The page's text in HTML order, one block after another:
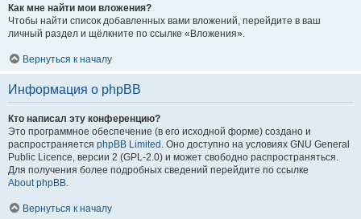
Как мне найти мои вложения?
Чтобы найти список добавленных вами вложений, перейдите в ваш
личный раздел и щёлкните по ссылке «Вложения».
Вернуться к началу
Информация о phpBB
Кто написал эту конференцию?
Это программное обеспечение (в его исходной форме) создано и
распространяется phpBB Limited . Оно доступно на условиях GNU General
Public Licence, версии 2 (GPL-2.0) и может свободно распространяться.
Для получения более подробных сведений перейдите по ссылке
About phpBB.
Вернуться к началу